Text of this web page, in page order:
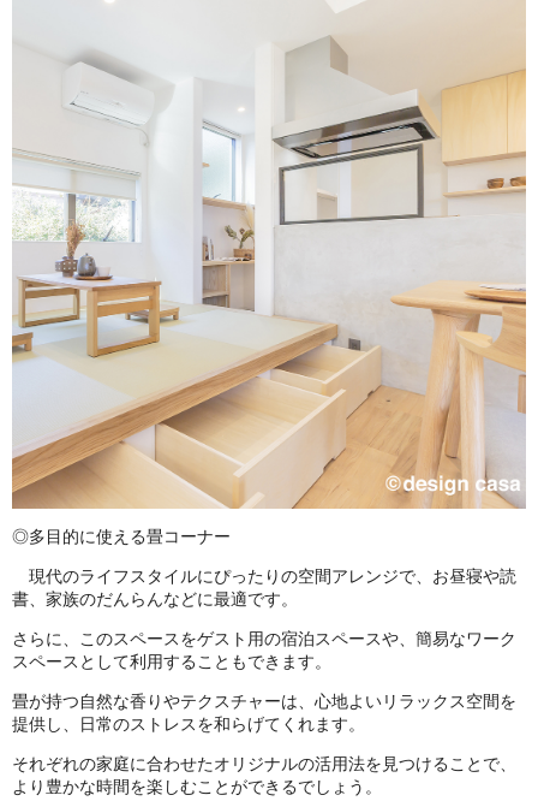
◎多目的に使える畳コーナー
現代のライフスタイルにぴったりの空間アレンジで、お昼寝や読
書、家族のだんらんなどに最適です。
さらに、このスペースをゲスト用の宿泊スペースや、簡易なワーク
スペースとして利用することもできます。
畳が持つ自然な香りやテクスチャーは、心地よいリラックス空間を
提供し、日常のストレスを和らげてくれます。
それぞれの家庭に合わせたオリジナルの活用法を見つけることで、
より豊かな時間を楽しむことができるでしょう。